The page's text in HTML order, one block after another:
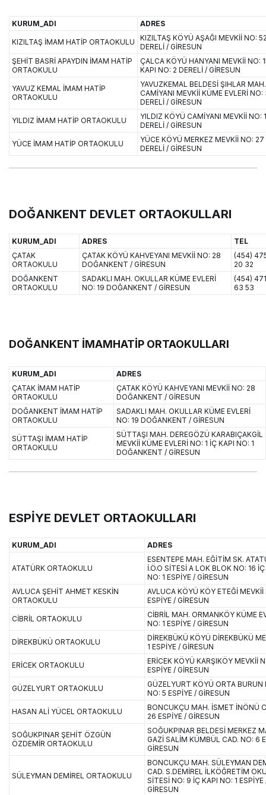
KURUM_ADI ADRES
KIZILTAŞ İMAM HATİP ORTAOKULU
KIZILTAŞ KÖYÜ AŞAĞI MEVKİİ NO:
DERELİ / GİRESUN
ŞEHİT BASRİ APAYDIN İMAM HATİP
ORTAOKULU
ÇALCA KÖYÜ HANYANI MEVKİİ NO:
KAPI NO: 2 DERELİ / GİRESUN
YAVUZ KEMAL İMAM HATİP
ORTAOKULU
YAVUZKEMAL BELDESİ ŞIHLAR MAH.
CAMİYANI MEVKİİ KÜME EVLERİ NO:
DERELİ / GİRESUN
YILDIZ İMAM HATİP ORTAOKULU
YILDIZ KÖYÜ CAMİYANI MEVKİİ NO: 1
DERELİ / GİRESUN
YÜCE İMAM HATİP ORTAOKULU
YÜCE KÖYÜ MERKEZ MEVKİİ NO: 27
DERELİ / GİRESUN
DOĞANKENT DEVLET ORTAOKULLARI
KURUM_ADI ADRES
TEL
ÇATAK
ORTAOKULU
ÇATAK KÖYÜ KAHVEYANI MEVKİİ NO: 28
DOĞANKENT / GİRESUN
(454)
20 32
DOĞANKENT
ORTAOKULU
SADAKLI MAH. OKULLAR KÜME EVLERİ
NO: 19 DOĞANKENT / GİRESUN
(454) 471
63 53
DOĞANKENT İMAMHATİP ORTAOKULLARI
KURUM_ADI
ADRES
ÇATAK İMAM HATİP
ORTAOKULU
ÇATAK KÖYÜ KAHVEYANI MEVKİİ NO: 28
DOĞANKENT / GİRESUN
DOĞANKENT İMAM HATİP
ORTAOKULU
SADAKLI MAH. OKULLAR KÜME EVLERİ
NO: 19 DOĞANKENT / GİRESUN
SÜTTAŞI İMAM HATİP
ORTAOKULU
SÜTTAŞI MAH. DEREGÖZÜ KARABIÇAKGİL
MEVKİİ KÜME EVLERİ NO: 1 İÇ KAPI NO: 1
DOĞANKENT / GİRESUN
ESPİYE DEVLET ORTAOKULLARI
KURUM_ADI ADRES
ATATÜRK ORTAOKULU
ESENTEPE MAH. EĞİTİM SK.
İ.Ö.O SİTESİ A LOK BLOK NO: 16
NO: 1 ESPİYE / GİRESUN
AVLUCA ŞEHİT AHMET KESKİN
ORTAOKULU
AVLUCA KÖYÜ KÖY ETEĞİ
ESPİYE / GİRESUN
CİBRİL ORTAOKULU
CİBRİL MAH. ORMANKÖY KÜME
NO: 1 ESPİYE / GİRESUN
DİREKBÜKÜ ORTAOKULU
DİREKBÜKÜ KÖYÜ DİREKBÜKÜ
1 ESPİYE / GİRESUN
ERİCEK ORTAOKULU
ERİCEK KÖYÜ KARŞIKÖY MEVKİİ
ESPİYE / GİRESUN
GÜZELYURT ORTAOKULU
GÜZELYURT KÖYÜ ORTA BURUN
NO: 5 ESPİYE / GİRESUN
HASAN ALİ YÜCEL ORTAOKULU
BONCUKÇU MAH. İSMET İNÖNÜ
26 ESPİYE / GİRESUN
SOĞUKPINAR ŞEHİT ÖZGÜN
ÖZDEMİR ORTAOKULU
SOĞUKPINAR BELDESİ MERKEZ
GAZİ SALİM KÜMBÜL CAD. NO: 6
GİRESUN
SÜLEYMAN DEMİREL ORTAOKULU
BONCUKÇU MAH. SÜLEYMAN
CAD. S.DEMİREL İLKÖĞRETİM
SİTESİ NO: 9 İÇ KAPI NO: 1 ESPİYE
GİRESUN